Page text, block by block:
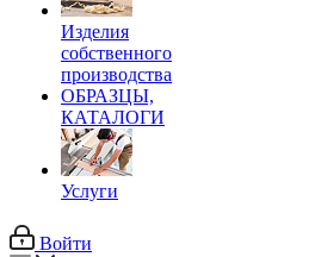
Изделия
собственного
производства
ОБРАЗЦЫ,
КАТАЛОГИ
Услуги
Войти